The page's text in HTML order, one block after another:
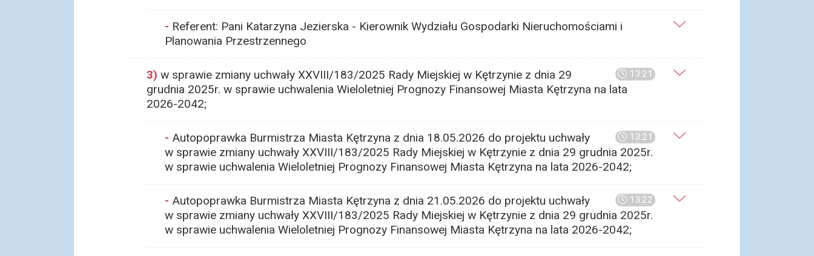
- Referent: Pani Katarzyna Jezierska - Kierownik Wydziału Gospodarki Nieruchomościami i
Planowania Przestrzennego
13:21
3) w sprawie zmiany uchwały XXVIII/183/2025 Rady Miejskiej w Kętrzynie z dnia 29
grudnia 2025r. w sprawie uchwalenia Wieloletniej Prognozy Finansowej Miasta Kętrzyna na lata
2026-2042;
13:21
- Autopoprawka Burmistrza Miasta Kętrzyna z dnia 18.05.2026 do projektu uchwały
w sprawie zmiany uchwały XXVIII/183/2025 Rady Miejskiej w Kętrzynie z dnia 29 grudnia 2025r.
w sprawie uchwalenia Wieloletniej Prognozy Finansowej Miasta Kętrzyna na lata 2026-2042;
13:22
- Autopoprawka Burmistrza Miasta Kętrzyna z dnia 21.05.2026 do projektu uchwały
w sprawie zmiany uchwały XXVIII/183/2025 Rady Miejskiej w Kętrzynie z dnia 29 grudnia 2025r.
w sprawie uchwalenia Wieloletniej Prognozy Finansowej Miasta Kętrzyna na lata 2026-2042;